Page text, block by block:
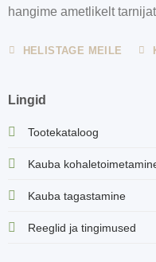
hangime ametlikelt
HELISTAGE MEILE
Lingid
Tootekataloog
Kauba
Kauba tagastamine
Reeglid ja tingimused